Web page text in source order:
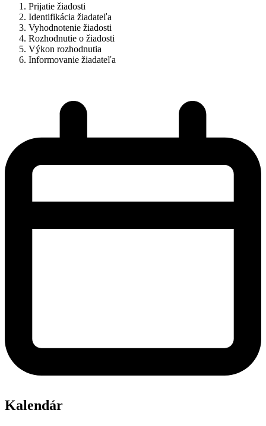
Prijatie žiadosti
Identifikácia žiadateľa
Vyhodnotenie žiadosti
Rozhodnutie o žiadosti
Výkon rozhodnutia
Informovanie žiadateľa
Kalendár